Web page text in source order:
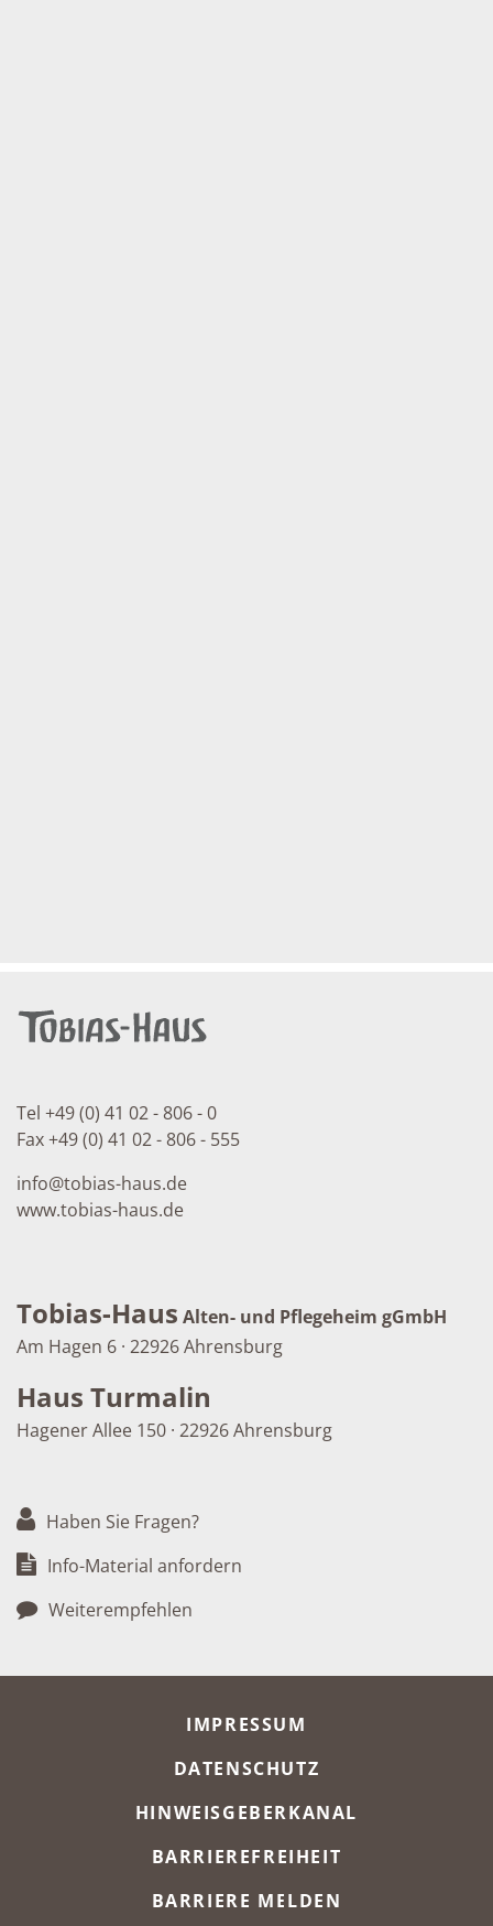
Tel +49 (0) 41 02 - 806 - 0
Fax +49 (0) 41 02 - 806 - 555
info@tobias-haus.de
www.tobias-haus.de
Tobias-Haus Alten- und Pflegeheim gGmbH
Am Hagen 6 · 22926 Ahrensburg
Haus Turmalin
Hagener Allee 150 · 22926 Ahrensburg
Haben Sie Fragen?
Info-Material anfordern
Weiterempfehlen
IMPRESSUM
DATENSCHUTZ
HINWEISGEBERKANAL
BARRIEREFREIHEIT
BARRIERE MELDEN